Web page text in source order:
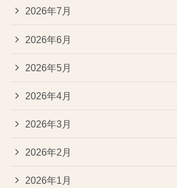
2026年7月
2026年6月
2026年5月
2026年4月
2026年3月
2026年2月
2026年1月